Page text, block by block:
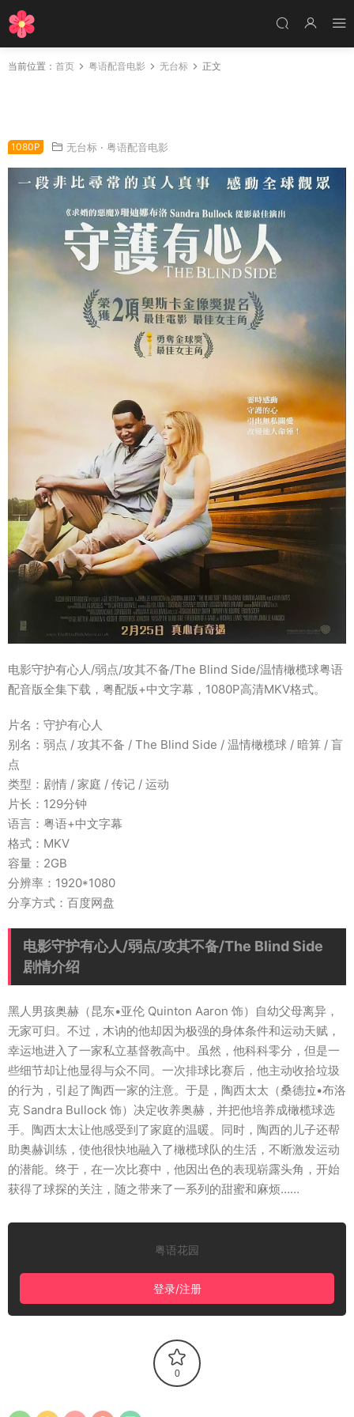
当前位置： 首页 粤语配音电影 无台标 正文
1080P 无台标 · 粤语配音电影
电影守护有心人/弱点/攻其不备/The Blind Side/温情橄榄球粤语
配音版全集下载，粤配版+中文字幕，1080P高清MKV格式。
片名：守护有心人
别名：弱点 / 攻其不备 / The Blind Side / 温情橄榄球 / 暗算 / 盲
点
类型：剧情 / 家庭 / 传记 / 运动
片长：129分钟
语言：粤语+中文字幕
格式：MKV
容量：2GB
分辨率：1920*1080
分享方式：百度网盘
电影守护有心人/弱点/攻其不备/The Blind Side
剧情介绍
黑人男孩奥赫（昆东•亚伦 Quinton Aaron 饰）自幼父母离异，
无家可归。不过，木讷的他却因为极强的身体条件和运动天赋，
幸运地进入了一家私立基督教高中。虽然，他科科零分，但是一
些细节却让他显得与众不同。一次排球比赛后，他主动收拾垃圾
的行为，引起了陶西一家的注意。于是，陶西太太（桑德拉•布洛
克 Sandra Bullock 饰）决定收养奥赫，并把他培养成橄榄球选
手。陶西太太让他感受到了家庭的温暖。同时，陶西的儿子还帮
助奥赫训练，使他很快地融入了橄榄球队的生活，不断激发运动
的潜能。终于，在一次比赛中，他因出色的表现崭露头角，开始
获得了球探的关注，随之带来了一系列的甜蜜和麻烦……
粤语花园
登录/注册
0